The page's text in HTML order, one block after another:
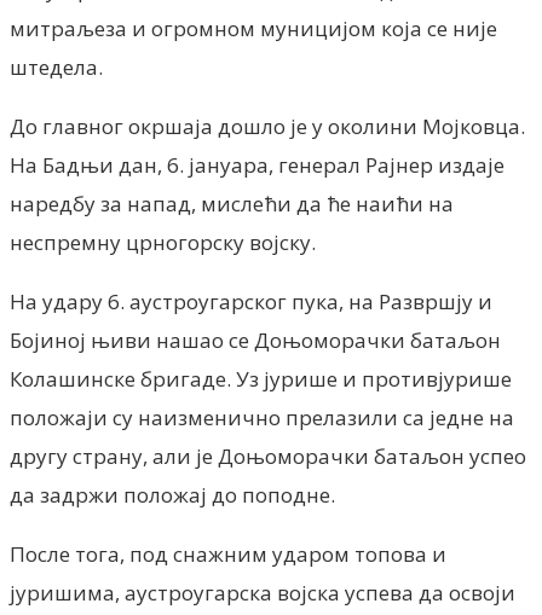
митраљеза и огромном муницијом која се није
штедела.
До главног окршаја дошло је у околини Мојковца.
На Бадњи дан, 6. јануара, генерал Рајнер издаје
наредбу за напад, мислећи да ће наићи на
неспремну црногорску војску.
На удару 6. аустроугарског пука, на Развршју и
Бојиној њиви нашао се Доњоморачки батаљон
Колашинске бригаде. Уз јурише и противјурише
положаји су наизменично прелазили са једне на
другу страну, али је Доњоморачки батаљон успео
да задржи положај до поподне.
После тога, под снажним ударом топова и
јуришима, аустроугарска војска успева да освоји